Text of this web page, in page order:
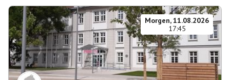
Morgen, 11.08.2026
17:45